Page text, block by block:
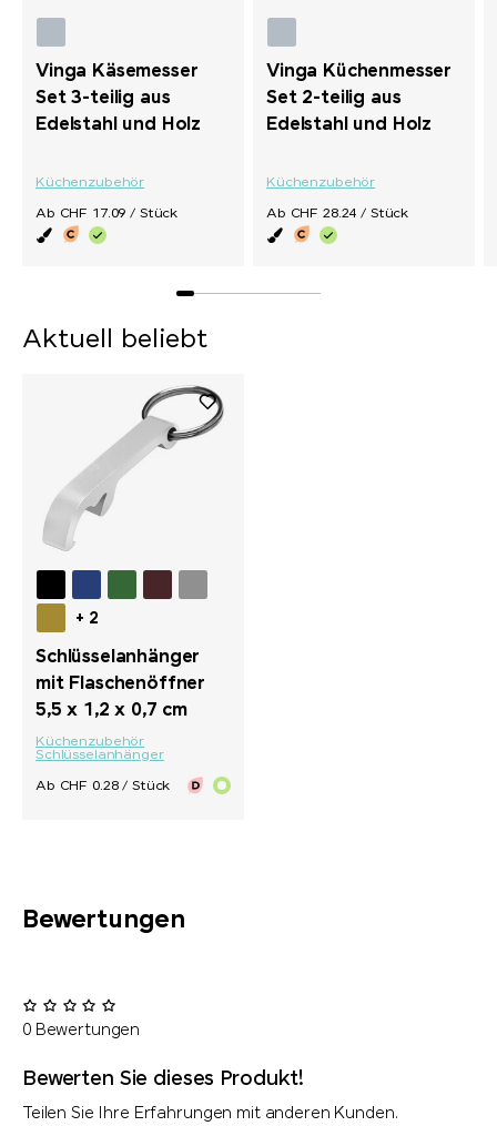
Vinga Käsemesser
Set 3-teilig aus
Edelstahl und Holz
Küchenzubehör
Ab CHF 17.09 / Stück
Vinga Küchenmesser
Set 2-teilig aus
Edelstahl und Holz
Küchenzubehör
Ab CHF 28.24 / Stück
Aktuell beliebt
+ 2
Schlüsselanhänger
mit Flaschenöffner
5,5 x 1,2 x 0,7 cm
Küchenzubehör
Schlüsselanhänger
Ab CHF 0.28 / Stück
Bewertungen
0 Bewertungen
Bewerten Sie dieses Produkt!
Teilen Sie Ihre Erfahrungen mit anderen Kunden.